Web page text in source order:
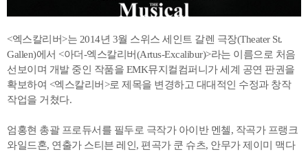
<엑스칼리버>는 2014년 3월 스위스 세인트 갈렌 극장(Theater St.
Gallen)에서 <아더-엑스칼리버(Artus-Excalibur)>라는 이름으로 처음
선보이며 개발 중인 작품을 EMK뮤지컬컴퍼니가 세계 공연 판권을
확보하여 <엑스칼리버>로 제목을 변경하고 대대적인 수정과 창작
작업을 거쳤다.
엄홍현 총괄 프로듀서를 필두로 극작가 아이반 멘첼, 작곡가 프랭크
와일드혼, 연출가 스티븐 레인, 편곡가 쿤 슈츠, 안무가 제이미 맥다